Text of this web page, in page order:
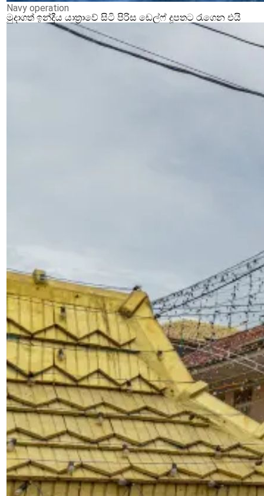
Navy operation
මුදාගත් ඉන්දීය යාත්‍රාවේ සිටි පිරිස ඩෙල්ෆ් දූපතට රැගෙන එයි